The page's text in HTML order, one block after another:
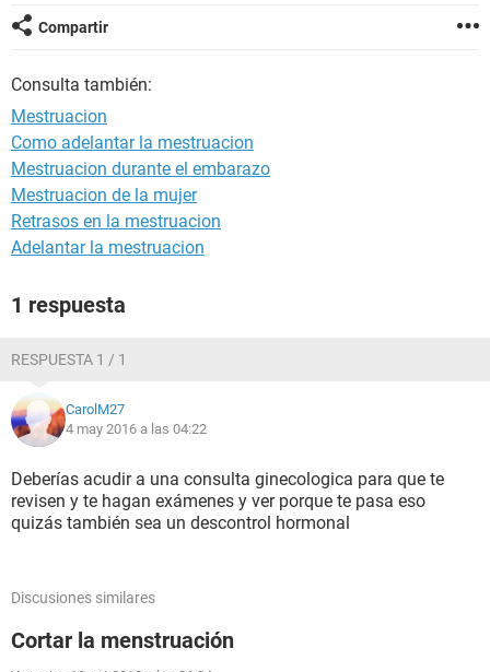
Compartir
Consulta también:
Mestruacion
Como adelantar la mestruacion
Mestruacion durante el embarazo
Mestruacion de la mujer
Retrasos en la mestruacion
Adelantar la mestruacion
1 respuesta
RESPUESTA 1 / 1
CarolM27
4 may 2016 a las 04:22
Deberías acudir a una consulta ginecologica para que te
revisen y te hagan exámenes y ver porque te pasa eso
quizás también sea un descontrol hormonal
Discusiones similares
Cortar la menstruación